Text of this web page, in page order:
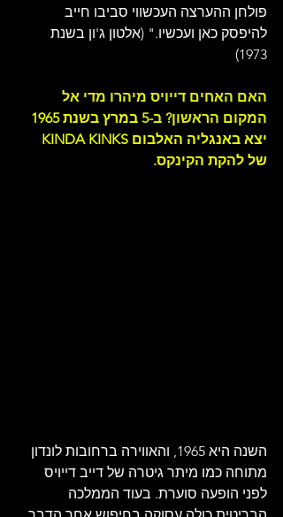
פולחן ההערצה העכשווי סביבו חייב
להיפסק כאן ועכשיו." (אלטון ג'ון בשנת
1973)
האם האחים דייויס מיהרו מדי אל
המקום הראשון? ב-5
של להקת הקינקס.
השנה היא 1965, והאווירה ברחובות לונדון
מתוחה כמו מיתר גיטרה של דייב דייויס
לפני הופעה סוערת. בעוד הממלכה